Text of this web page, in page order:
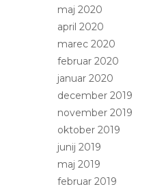
maj 2020
april 2020
marec 2020
februar 2020
januar 2020
december 2019
november 2019
oktober 2019
junij 2019
maj 2019
februar 2019